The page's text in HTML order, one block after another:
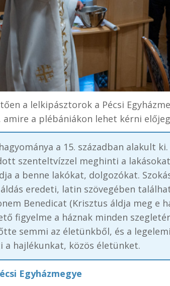
a lelkipásztorok a Pécsi
amire a plébániákon lehet kérni
a 15. században alakult
szenteltvízzel meghinti a
a benne lakókat, dolgozókat.
eredeti, latin szövegében
Benedicat (Krisztus áldja meg e
figyelme a háznak minden
semmi az életünkből, és a
a hajlékunkat, közös életünket.
Egyházmegye